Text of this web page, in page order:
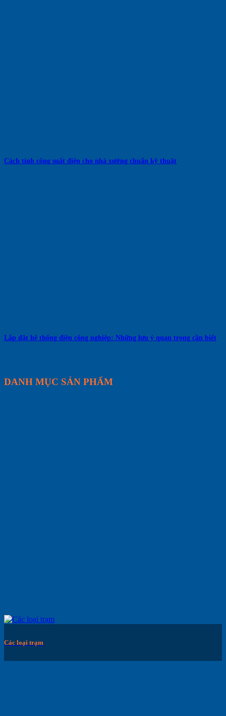
Cách tính công suất điện cho nhà xưởng chuẩn kỹ thuật
Lắp đặt hệ thống điện công nghiệp: Những lưu ý quan trọng cần biết
DANH MỤC SẢN PHẨM
Các loại trạm